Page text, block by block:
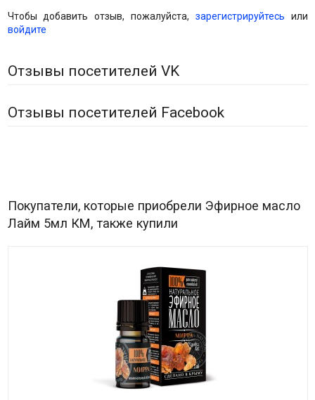
Чтобы добавить отзыв, пожалуйста, зарегистрируйтесь или
войдите
Отзывы посетителей VK
Отзывы посетителей Facebook
Покупатели, которые приобрели Эфирное масло
Лайм 5мл КМ, также купили